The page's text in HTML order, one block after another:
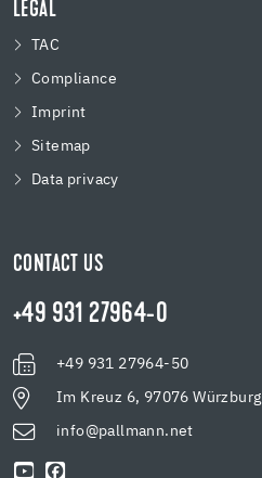
LEGAL
TAC
Compliance
Imprint
Sitemap
Data privacy
CONTACT US
+49 931 27964-0
+49 931 27964-50
Im Kreuz 6, 97076 Würzburg
info@pallmann.net